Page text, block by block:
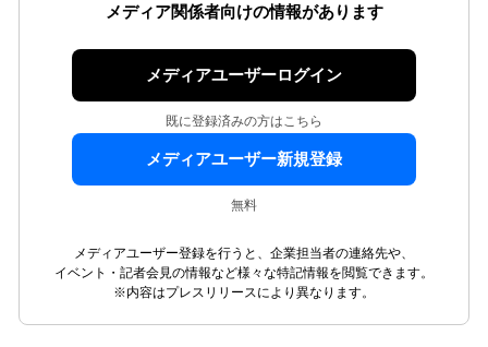
メディア関係者向けの情報があります
メディアユーザーログイン
既に登録済みの方はこちら
メディアユーザー新規登録
無料
メディアユーザー登録を行うと、企業担当者の連絡先や、
イベント・記者会見の情報など様々な特記情報を閲覧できます。
※内容はプレスリリースにより異なります。